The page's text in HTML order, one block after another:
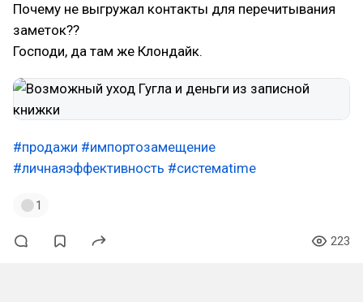
Почему не выгружал контакты для перечитывания
заметок??
Господи, да там же Клондайк.
#продажи #импортозамещение
#личнаяэффективность #системаtime
1
223